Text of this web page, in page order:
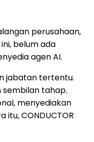
perusahaan,
belum ada
agen AI.
jabatan tertentu.
sembilan tahap.
menyediakan
itu, CONDUCTOR